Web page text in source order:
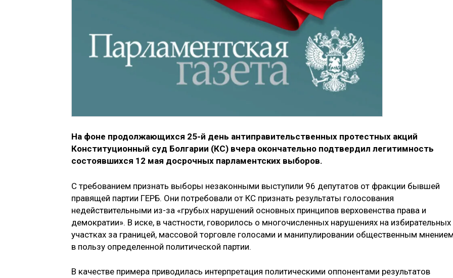
На фоне продолжающихся 25-й день антиправительственных протестных акций
Конституционный суд Болгарии (КС) вчера окончательно подтвердил легитимность
состоявшихся 12 мая досрочных парламентских выборов.
С требованием признать выборы незаконными выступили 96 депутатов от фракции бывшей
правящей партии ГЕРБ. Они потребовали от КС признать результаты голосования
недействительными из-за «грубых нарушений основных принципов верховенства права и
демократии». В иске, в частности, говорилось о многочисленных нарушениях на избирательных
участках за границей, массовой торговле голосами и манипулировании общественным
в пользу определенной политической партии.
В качестве примера приводилась интерпретация политическими оппонентами результатов